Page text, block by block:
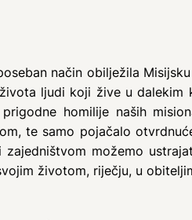
način obilježila
ljudi koji žive u dalekim
homilije naših
te samo pojačalo
možemo
životom, riječju, u